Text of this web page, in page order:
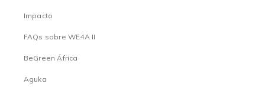
Impacto
FAQs sobre WE4A II
BeGreen África
Aguka